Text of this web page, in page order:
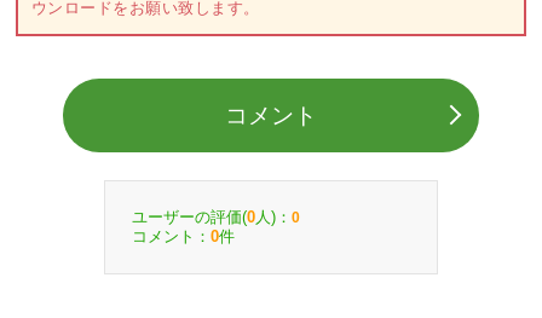
ウンロードをお願い致します。
コメント
ユーザーの評価(0 人)： 0
コメント： 0件